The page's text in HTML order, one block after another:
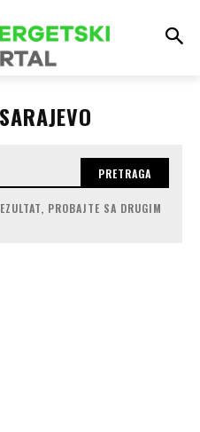
SARAJEVO
PRETRAGA
PROBAJTE SA DRUGIM